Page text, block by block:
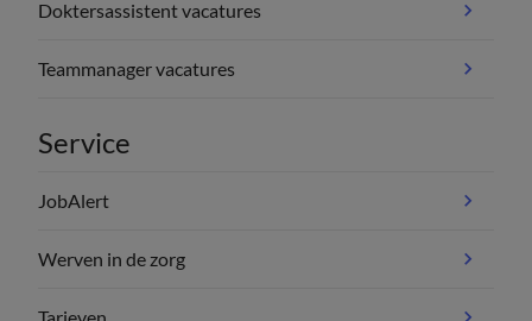
Doktersassistent vacatures
Teammanager vacatures
Service
JobAlert
Werven in de zorg